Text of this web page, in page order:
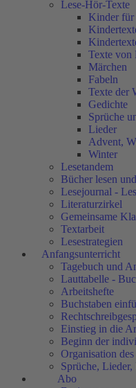
Lese-Hör-Texte
Kinder
Texte von
Märchen
Fabeln
Texte der
Gedichte
Sprüche
Lieder
Advent,
Winter
Lesetandem
Bücher lesen
Lesejournal -
Literaturzirkel
Gemeinsame
Textarbeit
Lesestrategien
Anfangsunterricht
Tagebuch und
Lauttabelle -
Arbeitshefte
Buchstaben
Einstieg in die
Beginn der
Organisation
Sprüche, Lieder,
Abo